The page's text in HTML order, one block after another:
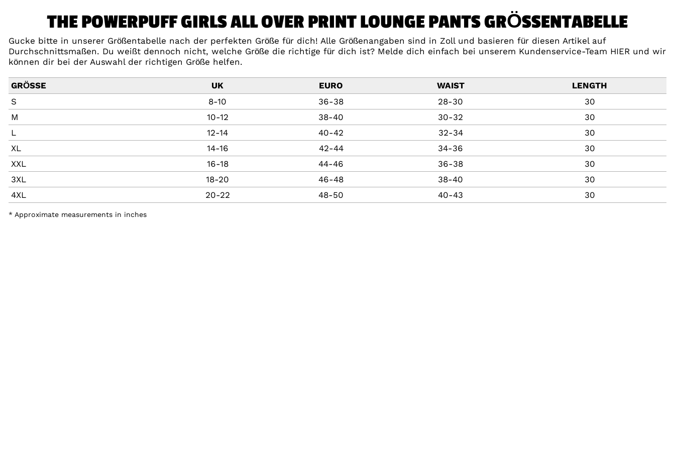
THE POWERPUFF GIRLS ALL OVER PRINT LOUNGE PANTS GRÖSSENTABELLE
Gucke bitte in unserer Größentabelle nach der perfekten Größe für dich! Alle Größenangaben sind in Zoll und basieren für diesen Artikel auf
Durchschnittsmaßen. Du weißt dennoch nicht, welche Größe die richtige für dich ist? Melde dich einfach bei unserem Kundenservice-Team HIER und wir
können dir bei der Auswahl der richtigen Größe helfen.
GRÖSSE UK EURO WAIST
LENGTH
S
8-10 36-38 28-30
30
M
10-12 38-40 30-32
30
L
12-14 40-42 32-34
30
XL
14-16 42-44 34-36
30
XXL
16-18 44-46 36-38
30
3XL
18-20 46-48 38-40
30
4XL
20-22 48-50 40-43 30
* Approximate measurements in inches